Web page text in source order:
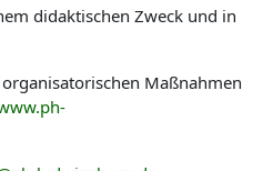
didaktischen Zweck und in
Maßnahmen